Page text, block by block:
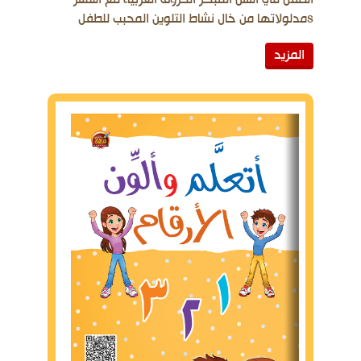
مدلولاتها من خال نشاط التلوين المحبب للطفلs
المزيد